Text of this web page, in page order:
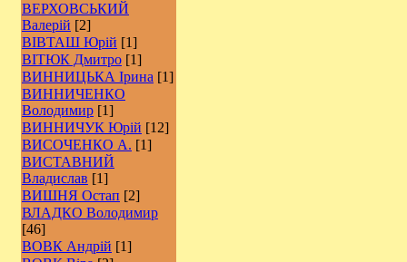
ВЕРХОВСЬКИЙ
Валерій [2]
ВІВТАШ Юрій [1]
ВІТЮК Дмитро [1]
ВИННИЦЬКА Ірина [1]
ВИННИЧЕНКО
Володимир [1]
ВИННИЧУК Юрій [12]
ВИСОЧЕНКО А. [1]
ВИСТАВНИЙ
Владислав [1]
ВИШНЯ Остап [2]
ВЛАДКО Володимир
[46]
ВОВК Андрій [1]